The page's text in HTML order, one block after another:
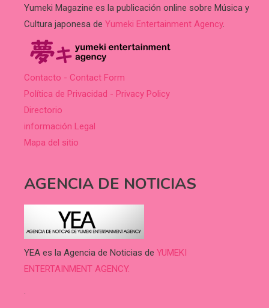
Yumeki Magazine es la publicación online sobre Música y
Cultura japonesa de Yumeki Entertainment Agency.
Contacto - Contact Form
Política de Privacidad - Privacy Policy
Directorio
información Legal
Mapa del sitio
AGENCIA DE NOTICIAS
YEA es la Agencia de Noticias de YUMEKI
ENTERTAINMENT AGENCY.
.